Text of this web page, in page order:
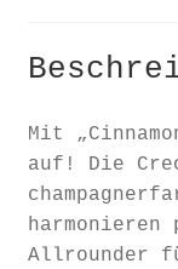
Mit
auf! Die
Allrounder